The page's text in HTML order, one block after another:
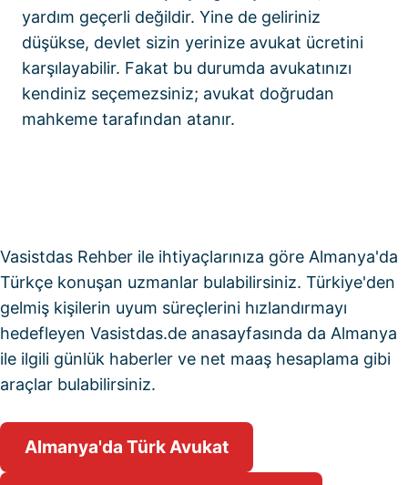
yardım geçerli değildir. Yine de geliriniz
düşükse, devlet sizin yerinize avukat ücretini
karşılayabilir. Fakat bu durumda avukatınızı
kendiniz seçemezsiniz; avukat doğrudan
mahkeme tarafından atanır.
Vasistdas Rehber ile ihtiyaçlarınıza göre Almanya'da
Türkçe konuşan uzmanlar bulabilirsiniz. Türkiye'den
gelmiş kişilerin uyum süreçlerini hızlandırmayı
hedefleyen Vasistdas.de anasayfasında da Almanya
ile ilgili günlük haberler ve net maaş hesaplama gibi
araçlar bulabilirsiniz.
Almanya'da Türk Avukat